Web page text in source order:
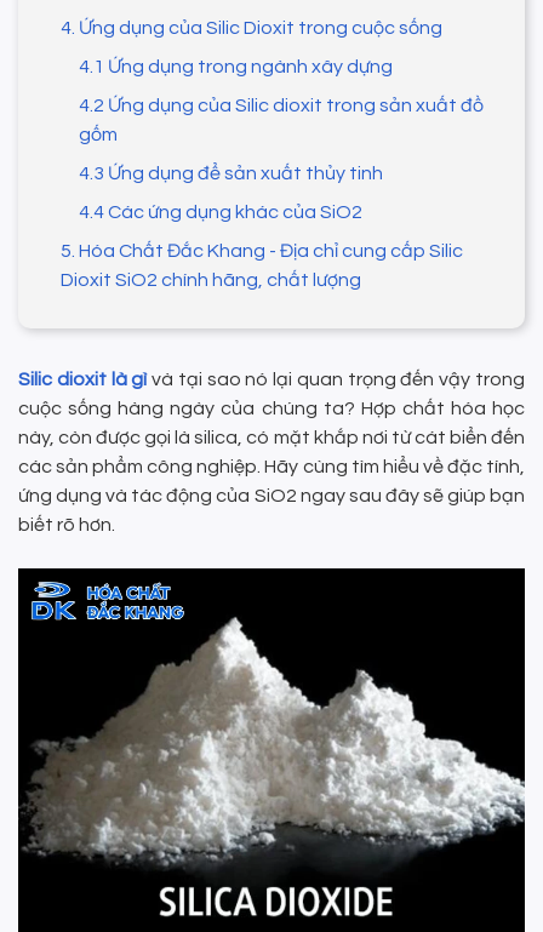
4. Ứng dụng của Silic Dioxit trong cuộc sống
4.1 Ứng dụng trong ngành xây dựng
4.2 Ứng dụng của Silic dioxit trong sản xuất đồ
gốm
4.3 Ứng dụng để sản xuất thủy tinh
4.4 Các ứng dụng khác của SiO2
5. Hóa Chất Đắc Khang - Địa chỉ cung cấp Silic
Dioxit SiO2 chính hãng, chất lượng
Silic dioxit là gìvà tại sao nó lại quan trọng đến vậy trong
cuộc sống hàng ngày của chúng ta? Hợp chất hóa học
này, còn được gọi là silica, có mặt khắp nơi từ cát biển đến
các sản phẩm công nghiệp. Hãy cùng tìm hiểu về đặc tính,
ứng dụng và tác động của SiO2 ngay sau đây sẽ giúp bạn
biết rõ hơn.